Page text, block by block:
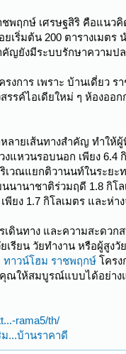
พฤกษ์ เศรษฐสิริ คือแนว
เริ่มต้น 200 ตารางเมต
ญยังมีระบบรักษาความป
งการ เพราะ บ้านเดี่ยว
สรรค์ไอเดียใหม่ ๆ ห้อง
ลายเส้นทางสำคัญ ทำให้
แหวนรอบนอก เพียง
เวณแยกติวานนท์ในระย
นนานาชาติร่วมฤดี 1.8
ยง 1.7 กิโลเมตร และห่า
เดินทาง และความสะดว
เรียน วัยทำงาน หรือผู้สู
ทาวน์โฮม ราชพฤกษ์ โคร
คุณให้สมบูรณ์แบบได้อย่า
rama5/th/
ม...บ้านราคาดี